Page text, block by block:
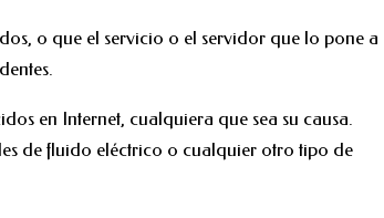
o que el servicio o el servidor que lo pone a
en Internet, cualquiera que sea su causa.
de fluido eléctrico o cualquier otro tipo de